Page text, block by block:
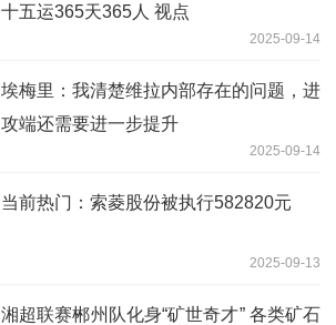
十五运365天365人 视点
2025-09-14
埃梅里：我清楚维拉内部存在的问题，进
攻端还需要进一步提升
2025-09-14
当前热门：索菱股份被执行582820元
2025-09-13
湘超联赛郴州队化身“矿世奇才” 各类矿石